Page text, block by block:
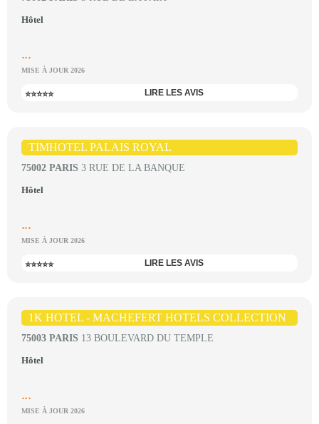
Hôtel
...
MISE À JOUR 2026
⭐⭐⭐⭐⭐ LIRE LES AVIS
TIMHOTEL PALAIS ROYAL
75002 PARIS 3 RUE DE LA BANQUE
Hôtel
...
MISE À JOUR 2026
⭐⭐⭐⭐⭐ LIRE LES AVIS
1K HOTEL - MACHEFERT HOTELS COLLECTION
75003 PARIS 13 BOULEVARD DU TEMPLE
Hôtel
...
MISE À JOUR 2026